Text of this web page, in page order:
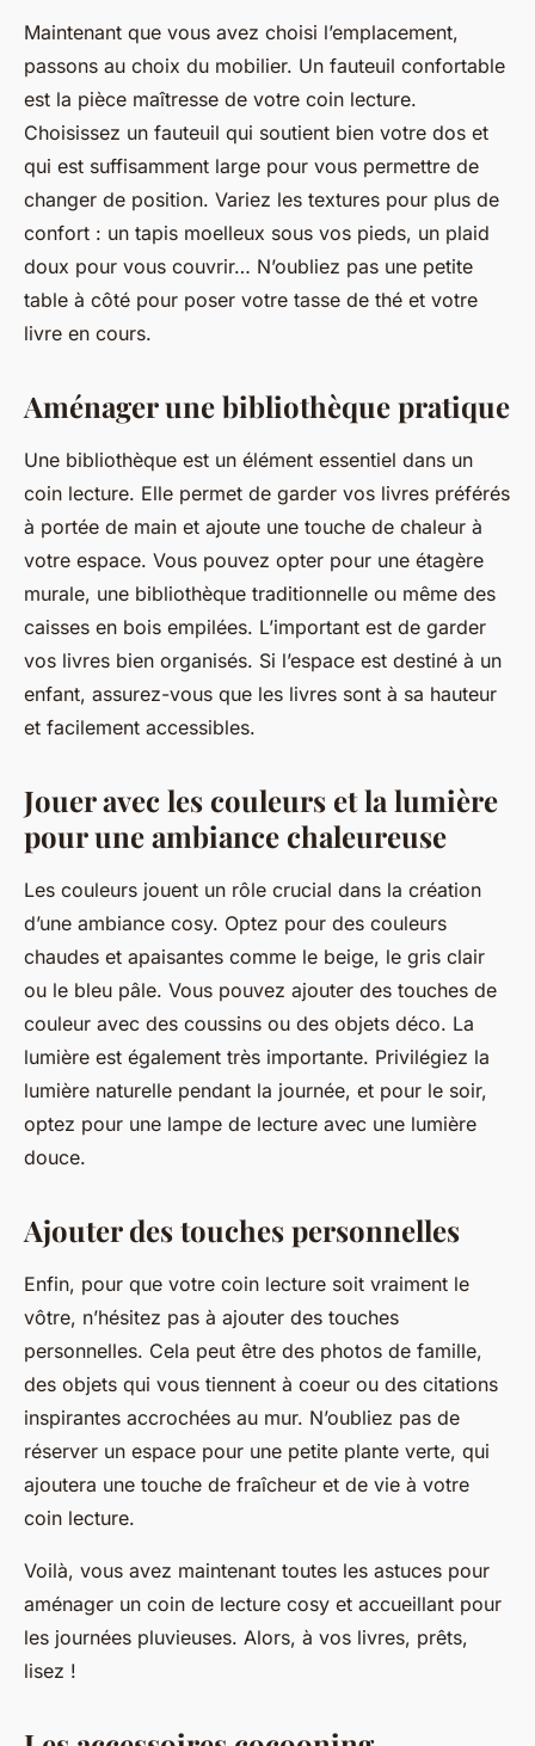
Maintenant que vous avez choisi l’emplacement,
passons au choix du mobilier. Un fauteuil confortable
est la pièce maîtresse de votre coin lecture.
Choisissez un fauteuil qui soutient bien votre dos et
qui est suffisamment large pour vous permettre de
changer de position. Variez les textures pour plus de
confort : un tapis moelleux sous vos pieds, un plaid
doux pour vous couvrir… N’oubliez pas une petite
table à côté pour poser votre tasse de thé et votre
livre en cours.
Aménager une bibliothèque pratique
Une bibliothèque est un élément essentiel dans un
coin lecture. Elle permet de garder vos livres préférés
à portée de main et ajoute une touche de chaleur à
votre espace. Vous pouvez opter pour une étagère
murale, une bibliothèque traditionnelle ou même des
caisses en bois empilées. L’important est de garder
vos livres bien organisés. Si l’espace est destiné à un
enfant, assurez-vous que les livres sont à sa hauteur
et facilement accessibles.
Jouer avec les couleurs et la lumière
pour une ambiance chaleureuse
Les couleurs jouent un rôle crucial dans la création
d’une ambiance cosy. Optez pour des couleurs
chaudes et apaisantes comme le beige, le gris clair
ou le bleu pâle. Vous pouvez ajouter des touches de
couleur avec des coussins ou des objets déco. La
lumière est également très importante. Privilégiez la
lumière naturelle pendant la journée, et pour le soir,
optez pour une lampe de lecture avec une lumière
douce.
Ajouter des touches personnelles
Enfin, pour que votre coin lecture soit vraiment le
vôtre, n’hésitez pas à ajouter des touches
personnelles. Cela peut être des photos de famille,
des objets qui vous tiennent à coeur ou des citations
inspirantes accrochées au mur. N’oubliez pas de
réserver un espace pour une petite plante verte, qui
ajoutera une touche de fraîcheur et de vie à votre
coin lecture.
Voilà, vous avez maintenant toutes les astuces pour
aménager un coin de lecture cosy et accueillant pour
les journées pluvieuses. Alors, à vos livres, prêts,
lisez !